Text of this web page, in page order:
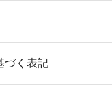
づく表記